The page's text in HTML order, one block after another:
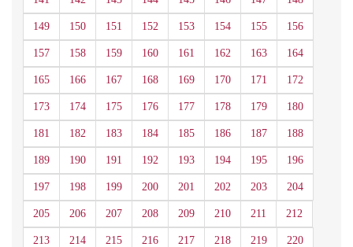
149 150 151 152 153 154 155 156
157 158 159 160 161 162 163 164
165 166 167 168 169 170 171 172
173 174 175 176 177 178 179 180
181 182 183 184 185 186 187 188
189 190 191 192 193 194 195 196
197 198 199 200 201 202 203 204
205 206 207 208 209 210 211 212
213 214 215 216 217 218 219 220